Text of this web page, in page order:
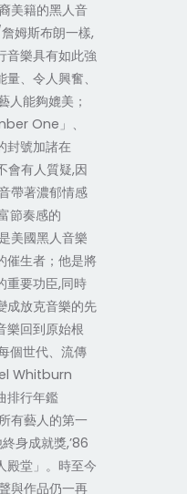
美籍的黑人音
姆斯布朗一樣,
音樂具有如此強
、令人興奮、
人能夠媲美；
One」、
封號加諸在
有人質疑,因
帶著濃郁情感
節奏感的
美國黑人音樂
催生者；他是將
重要功臣,同時
成放克音樂的先
樂回到原始根
個世代、流傳
Whitburn
排行年鑑
有藝人的第一
身成就獎,’86
殿堂」。時至今
與作品仍一再